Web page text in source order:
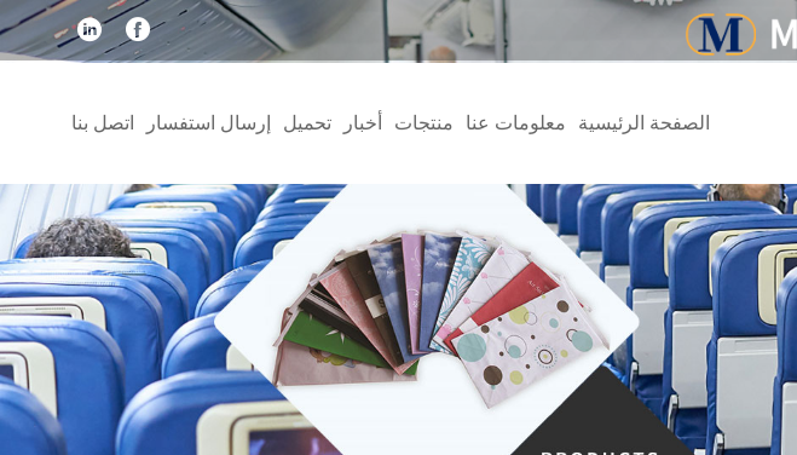
الصفحة الرئيسية معلومات عنا منتجات أخبار تحميل إرسال استفسار اتصل بنا